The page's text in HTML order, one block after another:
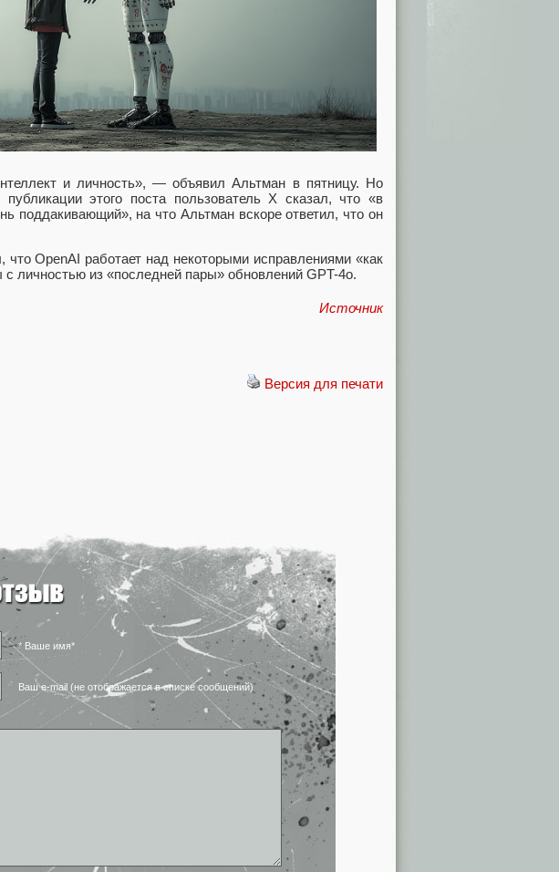
и личность», — объявил Альтман в пятницу. Но
этого поста пользователь X сказал, что «в
поддакивающий», на что Альтман вскоре ответил, что он
OpenAI работает над некоторыми исправлениями «как
личностью из «последней пары» обновлений GPT-4o.
Источник
Версия для печати
* Ваше имя*
Ваш e-mail (не отображается в списке сообщений)